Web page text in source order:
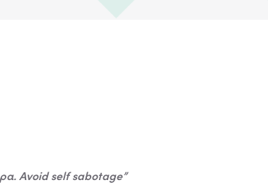
Αvoid self sabotage”